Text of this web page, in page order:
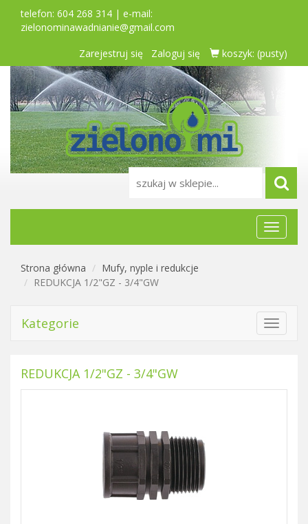
telefon: 604 268 314 | e-mail:
zielonominawadnianie@gmail.com
Zarejestruj się
Zaloguj się koszyk: (pusty)
Menu
główne
Strona główna
Mufy, nyple i redukcje
REDUKCJA 1/2"GZ - 3/4"GW
Kategorie
Toggle
REDUKCJA 1/2"GZ - 3/4"GW